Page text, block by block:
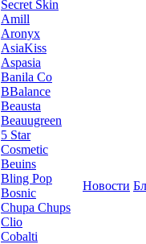
Secret Skin
Amill
Aronyx
AsiaKiss
Aspasia
Banila Co
BBalance
Beausta
Beauugreen
5 Star
Cosmetic
Beuins
Bling Pop
Bosnic
Chupa Chups
Clio
Cobalti
Новости